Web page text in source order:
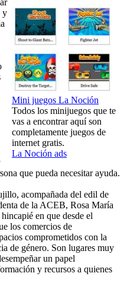
Mini juegos La Noción
Todos los minijuegos que te
vas a encontrar aquí son
completamente juegos de
internet gratis.
La Noción ads
y
que pueda necesitar ayuda.
acompañada del edil de
de la ACEB, Rosa María
en que desde el
los comercios de
comprometidos con la
de género. Son lugares muy
un papel
y recursos a quienes